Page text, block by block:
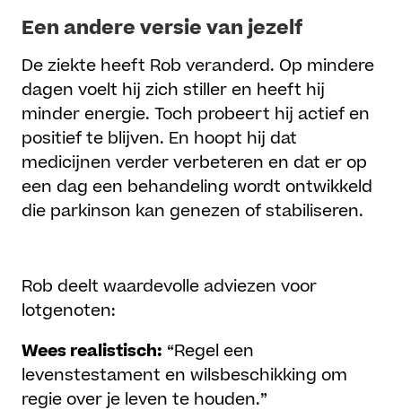
Een andere versie van jezelf
De ziekte heeft Rob veranderd. Op mindere
dagen voelt hij zich stiller en heeft hij
minder energie. Toch probeert hij actief en
positief te blijven. En hoopt hij dat
medicijnen verder verbeteren en dat er op
een dag een behandeling wordt ontwikkeld
die parkinson kan genezen of stabiliseren.
Rob deelt waardevolle adviezen voor
lotgenoten:
Wees realistisch: “Regel een
levenstestament en wilsbeschikking om
regie over je leven te houden.”